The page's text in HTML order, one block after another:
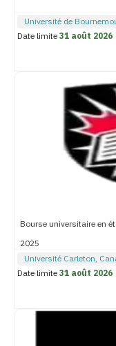
Université de
Date limite31 août 2026
Bourse universitaire en
2025
Université Carleton,
Date limite31 août 2026